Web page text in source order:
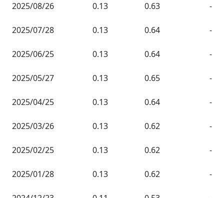
2025/08/26 0.13 0.63 -
2025/07/28 0.13 0.64 -
2025/06/25 0.13 0.64 -
2025/05/27 0.13 0.65 -
2025/04/25 0.13 0.64 -
2025/03/26 0.13 0.62 -
2025/02/25 0.13 0.62 -
2025/01/28 0.13 0.62 -